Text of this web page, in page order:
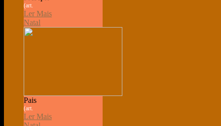
(art.
Ler Mais
Natal
Pais
(art.
Ler Mais